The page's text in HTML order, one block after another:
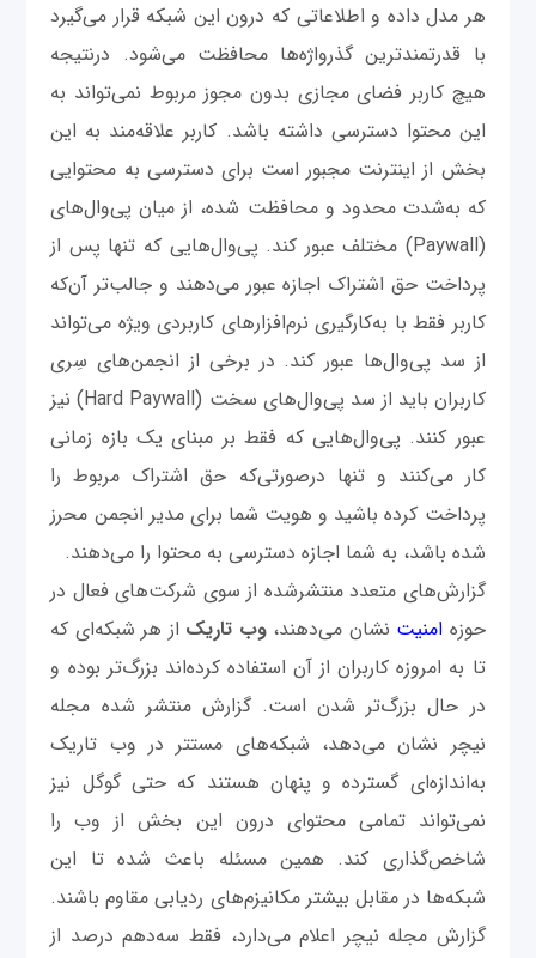
هر مدل داده و اطلاعاتی که درون این شبکه قرار می‌‌گیرد
با قدرتمندترین گذرواژه‌ها محافظت می‌شود. درنتیجه
هیچ کاربر فضای مجازی بدون مجوز مربوط نمی‌تواند به
این محتوا دسترسی داشته باشد. کاربر علاقه‌مند به این
بخش از اینترنت مجبور است برای دسترسی به محتوایی
که به‌شدت محدود و محافظت ‌شده، از میان پی‌وال‌های
(Paywall) مختلف عبور کند. پی‌وال‌هایی که تنها پس از
پرداخت حق اشتراک اجازه عبور می‌دهند و جالب‌تر آن‌که
کاربر فقط با به‌کارگیری نرم‌افزارهای کاربردی ویژه‌ می‌تواند
از سد پی‌وال‌ها عبور کند. در برخی از انجمن‌های سِری
کاربران باید از سد پی‌وال‌های سخت (Hard Paywall) نیز
عبور کنند. پی‌وال‌هایی که فقط بر مبنای یک بازه زمانی
کار می‌کنند و تنها درصورتی‌که حق اشتراک مربوط را
پرداخت کرده باشید و هویت شما برای مدیر انجمن محرز
شده باشد، به شما اجازه دسترسی به محتوا را می‌دهند.
گزارش‌های متعدد منتشرشده از سوی شرکت‌های فعال در
حوزه امنیت نشان می‌دهند،وب تاریک از هر شبکه‌ای که
تا به امروزه کاربران از آن استفاده کرده‌اند بزرگ‌تر بوده و
در حال بزرگ‌تر شدن است. گزارش منتشر شده مجله
نیچر نشان می‌دهد، شبکه‌های مستتر در وب تاریک
به‌اندازه‌ای گسترده و پنهان هستند که حتی گوگل نیز
نمی‌تواند تمامی محتوای درون این بخش از وب ‌را
شاخص‌گذاری کند. همین مسئله باعث شده تا این
شبکه‌ها در مقابل بیشتر مکانیزم‌های ردیابی مقاوم باشند.
گزارش مجله نیچر اعلام می‌دارد، فقط سه‌دهم درصد از